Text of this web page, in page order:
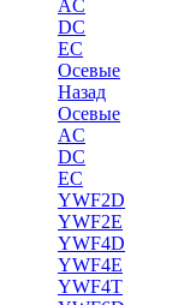
AC
DC
EC
Осевые
Назад
Осевые
AC
DC
EC
YWF2D
YWF2E
YWF4D
YWF4E
YWF4T